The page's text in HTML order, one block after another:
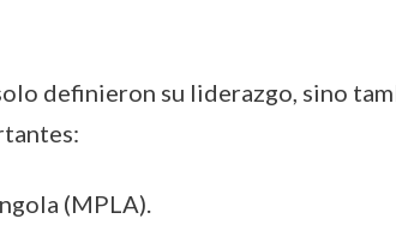
definieron su liderazgo, sino
(MPLA).